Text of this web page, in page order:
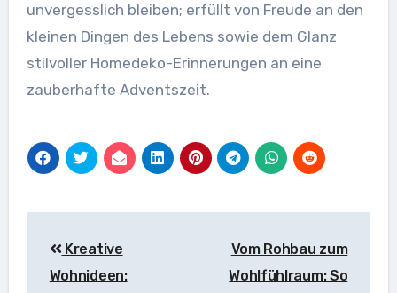
unvergesslich bleiben; erfüllt von Freude an den
kleinen Dingen des Lebens sowie dem Glanz
stilvoller Homedeko-Erinnerungen an eine
zauberhafte Adventszeit.
Kreative
Wohnideen:
Vom Rohbau zum
Wohlfühlraum: So